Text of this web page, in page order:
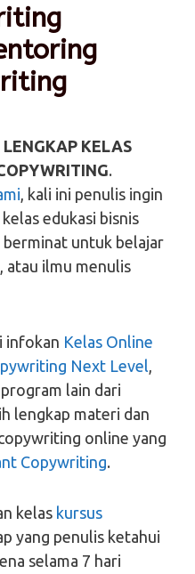
KELAS
.
, kali ini penulis ingin
edukasi bisnis
berminat untuk belajar
ilmu menulis
infokan Kelas Online
Next Level
lain dari
lengkap materi dan
online yang
Copywriting.
kelas kursus
yang penulis ketahui
selama 7 hari